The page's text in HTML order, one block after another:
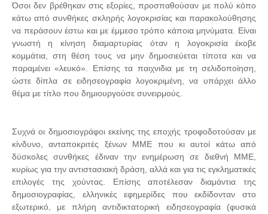
Όσοι δεν βρέθηκαν στις εξορίες, προσπαθούσαν με πολύ κόπο
κάτω από συνθήκες σκληρής λογοκρισίας και παρακολούθησης
να περάσουν έστω και με έμμεσο τρόπο κάποια μηνύματα. Είναι
γνωστή η κίνηση διαμαρτυρίας όταν η λογοκρισία έκοβε
κομμάτια, στη θέση τους να μην δημοσιεύεται τίποτα και να
παραμένει «λευκό». Επίσης τα παιχνιδια με τη σελιδοποίηση,
ώστε δίπλα σε ειδησεογραφία λογοκριμένη, να υπάρχει άλλο
θέμα με τίτλο που δημιουργούσε συνειρμούς.
Συχνά οι δημοσιογράφοι εκείνης της εποχής τροφοδοτούσαν με
κίνδυνο, ανταποκριτές ξένων ΜΜΕ που κι αυτοί κάτω από
δύσκολες συνθήκες έδιναν την ενημέρωση σε διεθνή ΜΜΕ,
κυρίως για την αντιστασιακή δράση, αλλά και για τις εγκληματικές
επιλογές της χούντας. Επίσης αποτέλεσαν διαμάντια της
δημοσιογραφίας, ελληνικές εφημερίδες που εκδίδονταν στο
εξωτερικό, με πλήρη αντιδικτατορική ειδησεογραφία (φυσικά